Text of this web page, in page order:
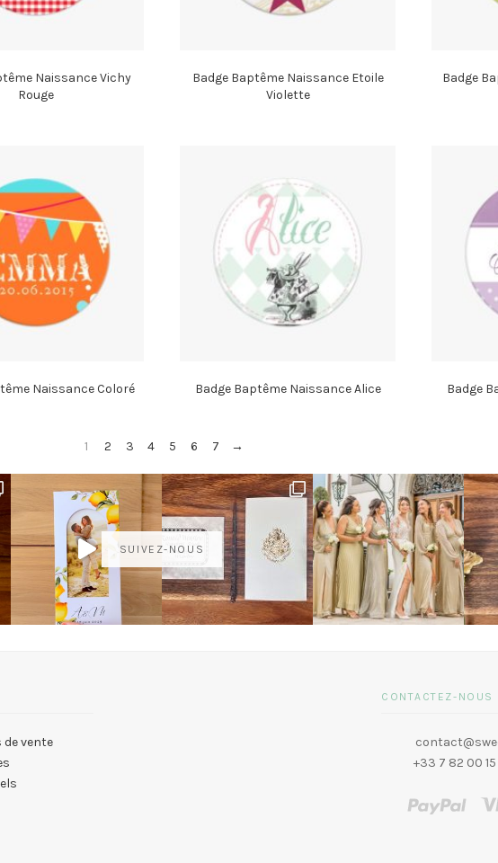
Naissance Vichy
Rouge
Badge Baptême Naissance Etoile
Violette
Badge
Naissance Coloré Badge Baptême Naissance Alice Badge
1 2 3 4 5 6 7 →
SUIVEZ-NOUS
de vente
CONTACTEZ-
+33 7 82 00